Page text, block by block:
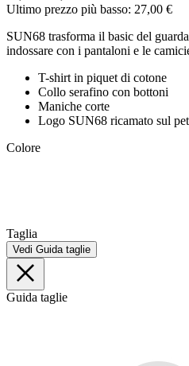
Ultimo prezzo più basso: 27,00 €
SUN68 trasforma il basic del
indossare con i pantaloni e le
T-shirt in piquet di cotone
Collo serafino con bottoni
Maniche corte
Logo SUN68 ricamato sul
Colore
Taglia
Vedi Guida taglie
Guida taglie